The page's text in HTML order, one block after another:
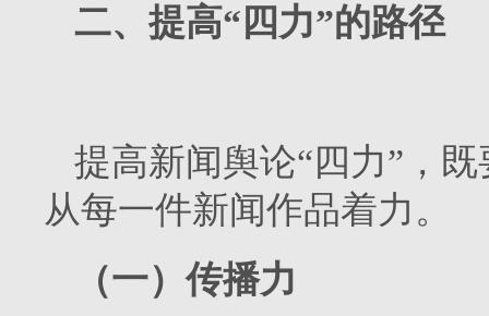
二、提高“四力”的路径
提高新闻舆论“四力”，
从每一件新闻作品着力。
（一）传播力